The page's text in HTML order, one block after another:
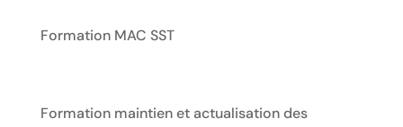
Formation MAC SST
Formation maintien et actualisation des